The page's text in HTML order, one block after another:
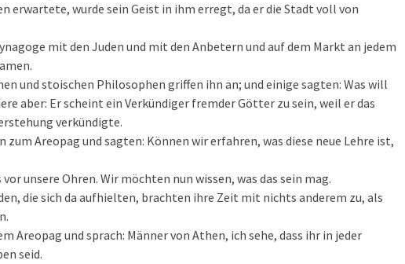
erwartete, wurde sein Geist in ihm erregt, da er die Stadt voll von
mit den Juden und mit den Anbetern und auf dem Markt an jedem
und stoischen Philosophen griffen ihn an; und einige sagten: Was will
aber: Er scheint ein Verkündiger fremder Götter zu sein, weil er das
verkündigte.
Areopag und sagten: Können wir erfahren, was diese neue Lehre ist,
unsere Ohren. Wir möchten nun wissen, was das sein mag.
die sich da aufhielten, brachten ihre Zeit mit nichts anderem zu, als
Areopag und sprach: Männer von Athen, ich sehe, dass ihr in jeder
seid.